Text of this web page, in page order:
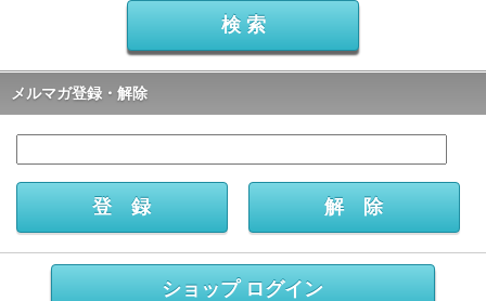
メルマガ登録・解除
ショップ ログイン